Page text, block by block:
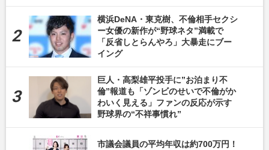
横浜DeNA・東克樹、不倫相手セクシ
ー女優の新作が“野球ネタ”満載で
「反省しとらんやろ」大暴走にブー
イング
巨人・高梨雄平投手に”お泊まり不
倫”報道も「ゾンビのせいで不倫がか
わいく見える」ファンの反応が示す
野球界の“不祥事慣れ”
市議会議員の平均年収は約700万円！